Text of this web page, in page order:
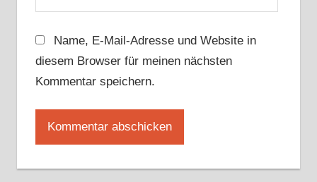
Name, E-Mail-Adresse und Website in
diesem Browser für meinen nächsten
Kommentar speichern.